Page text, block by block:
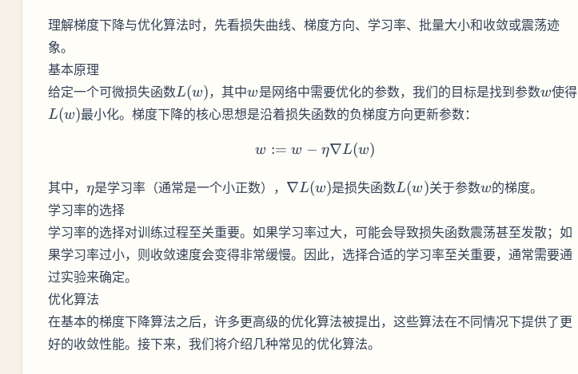
理解梯度下降与优化算法时，先看损失曲线、梯度方向、学习率、批量大小和收敛或震荡迹
象。
基本原理
给定一个可微损失函数L(w)
L(w)，其中w
w是网络中需要优化的参数，我们的目标是找到参数w
w使得
L(w)最小化。梯度下降的核心思想是沿着损失函数的负梯度方向更新参数：
w := w - \eta \nabla L(w)
w := w − η∇L(w)
其中， \eta
η是学习率（通常是一个小正数）， \nabla
∇L(w)是损失函数L(w)
L(w)关于参数w
w的梯度。
学习率的选择
学习率的选择对训练过程至关重要。如果学习率过大，可能会导致损失函数震荡甚至发散；如
果学习率过小，则收敛速度会变得非常缓慢。因此，选择合适的学习率至关重要，通常需要通
过实验来确定。
优化算法
在基本的梯度下降算法之后，许多更高级的优化算法被提出，这些算法在不同情况下提供了更
好的收敛性能。接下来，我们将介绍几种常见的优化算法。